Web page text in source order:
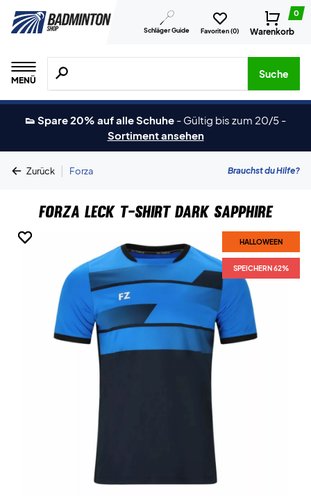
Schläger Guide Favoriten (0)
0
Warenkorb
MENÜ
Suche nach Produkten, Marken usw.
Suche
👟 Spare 20% auf alle Schuhe - Gültig bis zum 20/5 -
Sortiment ansehen
Zurück | Forza Brauchst du Hilfe?
Forza Leck T-shirt Dark Sapphire
HALLOWEEN
SPEICHERN 62%
HALLOWEEN
SPEICHERN 62%
HALLOWEEN
SPEICHERN 62%